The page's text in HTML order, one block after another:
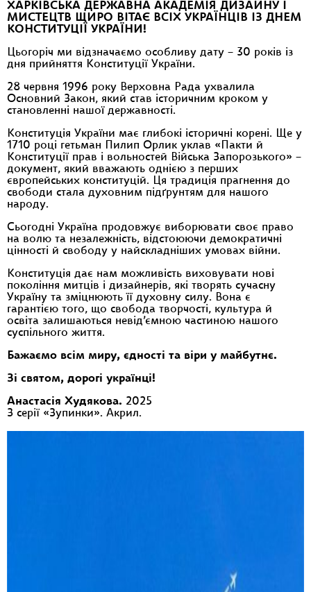
ХАРКІВСЬКА ДЕРЖАВНА АКАДЕМІЯ ДИЗАЙНУ І
МИСТЕЦТВ
ЩИРО ВІТАЄ ВСІХ УКРАЇНЦІВ ІЗ ДНЕМ
КОНСТИТУЦІЇ УКРАЇНИ!
Цьогоріч ми відзначаємо особливу дату – 30 років із
дня прийняття Конституції України.
28 червня 1996 року Верховна Рада ухвалила
Основний Закон, який став історичним кроком у
становленні нашої державності.
Конституція України має глибокі історичні корені. Ще у
1710 році гетьман Пилип Орлик уклав «Пакти й
Конституції прав і вольностей Війська Запорозького» –
документ, який вважають однією з перших
європейських конституцій. Ця традиція прагнення до
свободи стала духовним підґрунтям для нашого
народу.
Сьогодні Україна продовжує виборювати своє право
на волю та незалежність, відстоюючи демократичні
цінності й свободу у найскладніших умовах війни.
Конституція дає нам можливість виховувати нові
покоління митців і дизайнерів, які творять сучасну
Україну та зміцнюють її духовну силу. Вона є
гарантією того, що свобода творчості, культура й
освіта залишаються невід’ємною частиною нашого
суспільного життя.
Бажаємо всім миру, єдності та віри у майбутнє.
Зі святом, дорогі українці!
Анастасія Худякова. 2025
З серії «Зупинки». Акрил.